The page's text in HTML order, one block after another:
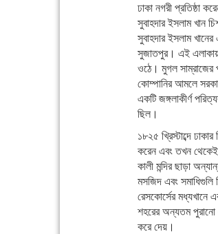
ঢাকা নগরী প্রতিষ্ঠা
সুবাহদার ইসলাম খান
সুবাহদার ইসলাম
সুজাতপুর। এই এলাকায়
ওঠে। মুগল সাম্রাজের
কোম্পানির আমলে
একটি জঙ্গলাকীর্ণ
ছিল।
১৮২৫ খ্রিস্টাব্দে
করেন এবং তখন
কালী মন্দির ছাড়া
মসজিদ এবং সমাধিগুলি
রেসকোর্সের মধ্যখানে
শহরের অন্যতম পুরানো
করে দেয়।